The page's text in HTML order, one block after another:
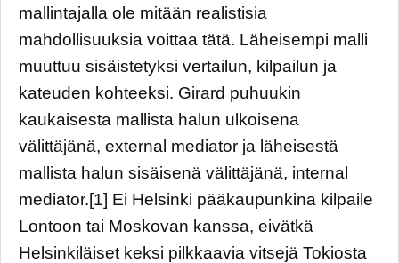
mallintajalla ole mitään realistisia
mahdollisuuksia voittaa tätä. Läheisempi malli
muuttuu sisäistetyksi vertailun, kilpailun ja
kateuden kohteeksi. Girard puhuukin
kaukaisesta mallista halun ulkoisena
välittäjänä, external mediator ja läheisestä
mallista halun sisäisenä välittäjänä, internal
mediator.[1] Ei Helsinki pääkaupunkina kilpaile
Lontoon tai Moskovan kanssa, eivätkä
Helsinkiläiset keksi pilkkaavia vitsejä Tokiosta